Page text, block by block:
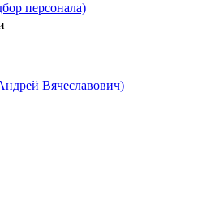
персонала)
Вячеславович)